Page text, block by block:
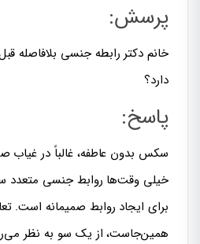
پرسش:
خانم دکتر رابطه جنسی بلافاصله
دارد؟
پاسخ:
سکس بدون عاطفه، غالباً در غیاب
خیلی وقت‌ها روابط جنسی متعدد
برای ایجاد روابط صمیمانه است.
همین‌جاست، از یک سو به نظر